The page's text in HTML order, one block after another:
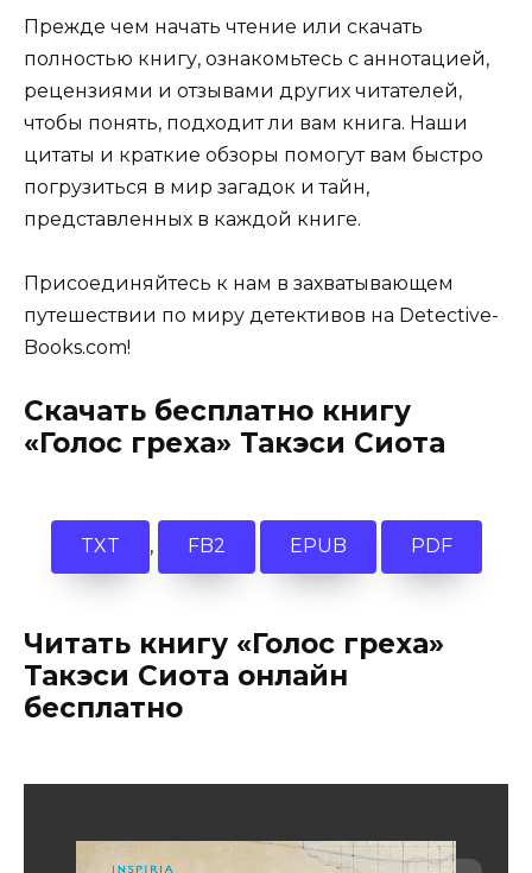
Прежде чем начать чтение или скачать
полностью книгу, ознакомьтесь с аннотацией,
рецензиями и отзывами других читателей,
чтобы понять, подходит ли вам книга. Наши
цитаты и краткие обзоры помогут вам быстро
погрузиться в мир загадок и тайн,
представленных в каждой книге.
Присоединяйтесь к нам в захватывающем
путешествии по миру детективов на Detective-
Books.com!
Скачать бесплатно книгу
«Голос греха» Такэси Сиота
TXT , FB2 EPUB PDF
Читать книгу «Голос греха»
Такэси Сиота онлайн
бесплатно